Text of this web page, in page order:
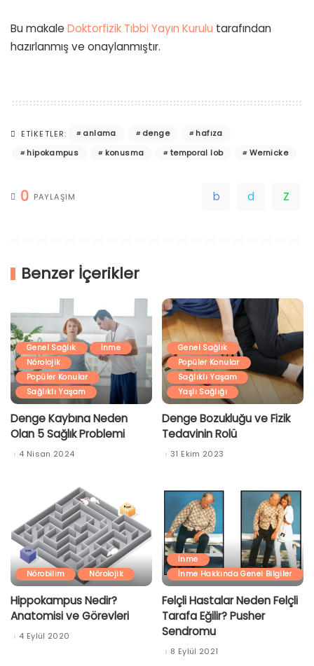
Bu makale Doktorfizik Tıbbi Yayın Kurulu tarafından
hazırlanmış ve onaylanmıştır.
ETIKETLER: anlama denge
hafıza
hipokampus
konusma temporal lob Wernicke
0 PAYLAŞIM
Benzer İçerikler
Genel Sağlık
İnme
Nörolojik
Popüler Konular
Sağlıklı Yaşam
Denge Kaybına Neden
Olan 5 Sağlık Problemi
4 Nisan 2024
Genel Sağlık
Popüler Konular
Sağlıklı Yaşam
Yaşlı Sağlığı
Denge Bozukluğu ve Fizik
Tedavinin Rolü
31 Ekim 2023
Nörobilim Nörolojik
Hippokampus Nedir?
Anatomisi ve Görevleri
4 Eylül 2020
İnme
İnme Hakkında Genel Bilgiler
Felçli Hastalar Neden Felçli
Tarafa Eğilir? Pusher
Sendromu
8 Eylül 2021